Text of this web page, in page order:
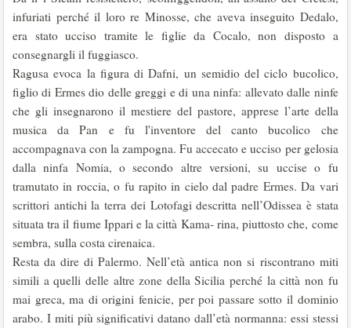
infuriati perché il loro re Minosse, che aveva inseguito Dedalo,
era stato ucciso tramite le figlie da Cocalo, non disposto a
consegnargli il fuggiasco.
Ragusa evoca la figura di Dafni, un semidio del ciclo bucolico,
figlio di Ermes dio delle greggi e di una ninfa: allevato dalle ninfe
che gli insegnarono il mestiere del pastore, apprese l’arte della
musica da Pan e fu l'inventore del canto bucolico che
accompagnava con la zampogna. Fu accecato e ucciso per gelosia
dalla ninfa Nomia, o secondo altre versioni, su uccise o fu
tramutato in roccia, o fu rapito in cielo dal padre Ermes. Da vari
scrittori antichi la terra dei Lotofagi descritta nell’Odissea è stata
situata tra il fiume Ippari e la città Kama- rina, piuttosto che, come
sembra, sulla costa cirenaica.
Resta da dire di Palermo. Nell’età antica non si riscontrano miti
simili a quelli delle altre zone della Sicilia perché la città non fu
mai greca, ma di origini fenicie, per poi passare sotto il dominio
arabo. I miti più significativi datano dall’età normanna: essi stessi